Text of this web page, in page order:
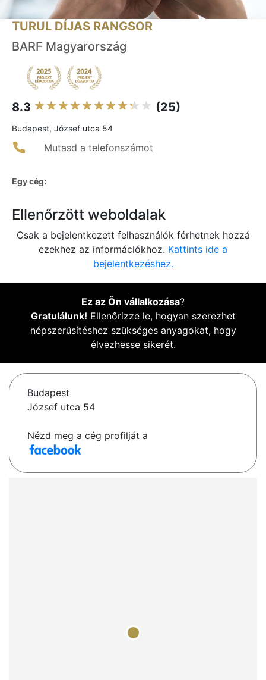
TURUL DÍJAS RANGSOR
BARF Magyarország
8.3 (25)
Budapest, József utca 54
Mutasd a telefonszámot
Egy cég:
Ellenőrzött weboldalak
Csak a bejelentkezett felhasználók férhetnek hozzá
ezekhez az információkhoz. Kattints ide a
bejelentkezéshez.
Ez az Ön vállalkozása?
Gratulálunk! Ellenőrizze le, hogyan szerezhet
népszerűsítéshez szükséges anyagokat, hogy
élvezhesse sikerét.
Budapest
József utca 54
Nézd meg a cég profilját a